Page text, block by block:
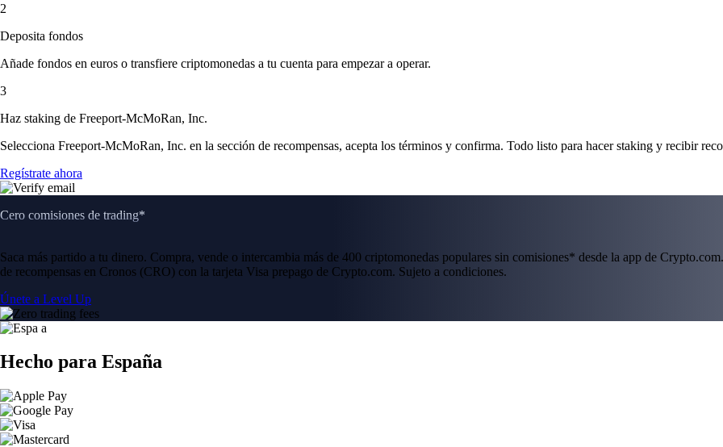
2
Deposita fondos
Añade fondos en euros o transfiere criptomonedas a tu cuenta para empezar a operar.
3
Haz staking de Freeport-McMoRan, Inc.
Selecciona Freeport-McMoRan, Inc. en la sección de recompensas, acepta los términos y confirma. Todo listo para hacer staking y recibir
Regístrate ahora
Cero comisiones de trading*
Saca más partido a tu dinero. Compra, vende o intercambia más de 400 criptomonedas populares sin comisiones* desde la app de
de recompensas en Cronos (CRO) con la tarjeta Visa prepago de Crypto.com. Sujeto a condiciones.
Únete a Level Up
Hecho para España